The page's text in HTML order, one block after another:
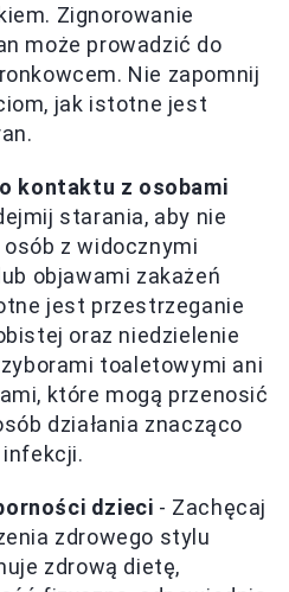
Zignorowanie
może prowadzić do
Nie zapomnij
jak istotne jest
kontaktu z osobami
starania, aby nie
z widocznymi
objawami zakażeń
jest przestrzeganie
oraz niedzielenie
toaletowymi ani
które mogą przenosić
działania znacząco
dzieci - Zachęcaj
zdrowego stylu
zdrową dietę,